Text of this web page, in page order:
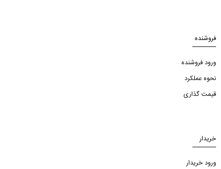
فروشنده
ورود فروشنده
نحوه عملکرد
قیمت گذاری
خریدار
ورود خریدار